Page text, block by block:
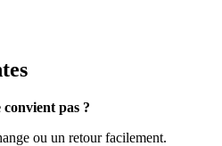
convient pas ?
ou un retour facilement.